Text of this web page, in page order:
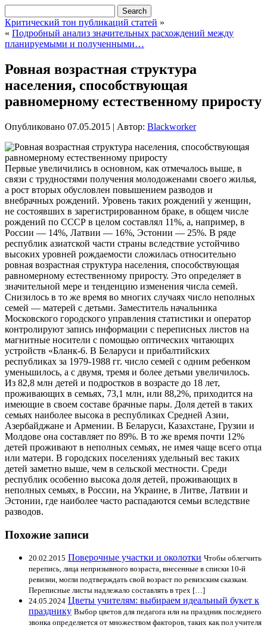
Критический тон публикаций статей »
« Подробный анализ значительных расхождений между
планируемыми и полученными…
Ровная возрастная структура
населения, способствующая
равномерному естественному приросту
Опубликовано 07.05.2015 | Автор: Blackworker
Первые увеличились в основном, как отмечалось выше, в
связи с трудностями получения молодоженами своего жилья,
а рост вторых обусловлен повышением разводов и
внебрачных рождений. Уровень таких рождений у женщин,
не состоявших в зарегистрированном браке, в общем числе
рождений по СССР в целом составлял 11%, а, например, в
России — 14%, Латвии — 16%, Эстонии — 25%. В ряде
республик азиатской части страны вследствие устойчиво
высоких уровней рождаемости сложилась относительно
ровная возрастная структура населения, способствующая
равномерному естественному приросту. Это определяет в
значительной мере и тенденцию изменения числа семей.
Снизилось в то же время во многих случаях число неполных
семей — матерей с детьми. Заместитель начальника
Московского городского управления статистики и оператор
контролируют запись информации с переписных листов на
магнитные носители с помощью оптических читающих
устройств «Бланк-6. В Беларуси и прибалтийских
республиках за 1979-1988 гг. число семей с одним ребенком
уменьшилось, а с двумя, тремя и более детьми увеличилось.
Из 82,8 млн детей и подростков в возрасте до 18 лет,
проживающих в семьях, 73,1 млн, или 88,2%, приходится на
имеющие в своем составе брачные пары. Доля детей в таких
семьях наиболее высока в республиках Средней Азии,
Азербайджане и Армении. В Беларуси, Казахстане, Грузии и
Молдове она составляет по 89%. В то же время почти 12%
детей проживают в неполных семьях, не имея чаще всего отца
или матери. В городских поселениях удельный вес таких
детей заметно выше, чем в сельской местности. Среди
республик особенно высока доля детей, проживающих в
неполных семьях, в России, на Украине, в Литве, Латвии и
Эстонии, где наиболее часто распадаются семьи вследствие
разводов.
Похожие записи
20.02.2015 Поверочные участки и околотки Чтобы облегчить
перепись, лица непризывного возраста, внесенные в списки 10-й
ревизии, могли подтверждать свой возраст по ревизским сказкам.
Переписные листы надлежало составлять в трех […]
24.05.2024 Цветы учителям: выбираем идеальный букет к
празднику Выбор цветов для педагога или на праздник последнего
звонка определяется от множеством факторов, таких как пол учителя